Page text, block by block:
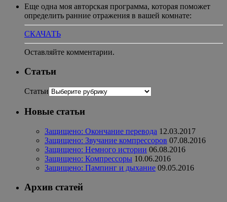
Еще одна моя авторская программа, которая поможет
определить ранние отражения в вашей комнате:
СКАЧАТЬ
Оставляйте комментарии.
Статьи
Статьи
Новые статьи
Защищено: Окончание перевода 12.03.2017
Защищено: Звучание компрессоров 07.08.2016
Защищено: Немного истории 06.08.2016
Защищено: Компрессоры 10.06.2016
Защищено: Пампинг и дыхание 09.05.2016
Архив статей